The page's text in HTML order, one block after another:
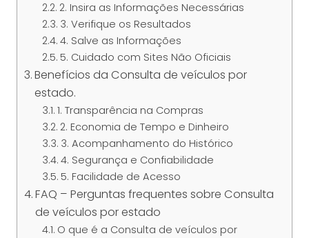
2. Insira as Informações Necessárias
3. Verifique os Resultados
4. Salve as Informações
5. Cuidado com Sites Não Oficiais
Benefícios da Consulta de veículos por
estado.
1. Transparência na Compras
2. Economia de Tempo e Dinheiro
3. Acompanhamento do Histórico
4. Segurança e Confiabilidade
5. Facilidade de Acesso
FAQ – Perguntas frequentes sobre Consulta
de veículos por estado
O que é a Consulta de veículos por